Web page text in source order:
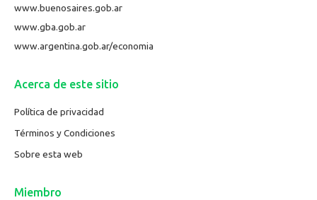
www.buenosaires.gob.ar
www.gba.gob.ar
www.argentina.gob.ar/economia
Acerca de este sitio
Política de privacidad
Términos y Condiciones
Sobre esta web
Miembro